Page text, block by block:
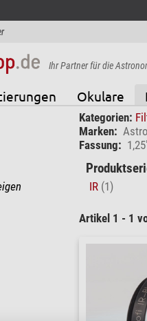
Ihr Partner für die
Okulare
Kategorien:
Marken:
Fassung:
IR (1)
Artikel 1 - 1